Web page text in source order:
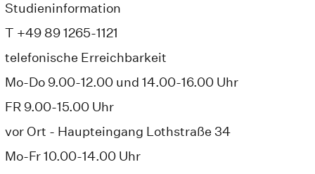
Studieninformation
T +49 89 1265-1121
telefonische Erreichbarkeit
Mo-Do 9.00-12.00 und 14.00-16.00 Uhr
FR 9.00-15.00 Uhr
vor Ort - Haupteingang Lothstraße 34
Mo-Fr 10.00-14.00 Uhr